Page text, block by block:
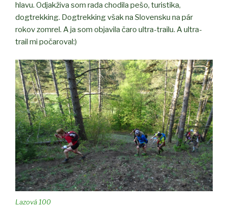
hlavu. Odjakživa som rada chodila pešo, turistika,
dogtrekking. Dogtrekking však na Slovensku na pár
rokov zomrel. A ja som objavila čaro ultra-trailu. A ultra-
trail mi počaroval:)
Lazová 100